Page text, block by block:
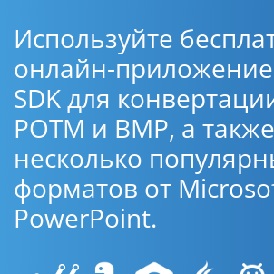
Используйте
онлайн-
SDK для
POTM и BMP, а
несколько
форматов от
PowerPoint.